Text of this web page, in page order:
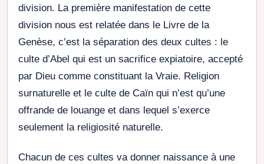
division. La première manifestation de cette
division nous est relatée dans le Livre de la
Genèse, c’est la séparation des deux cultes : le
culte d’Abel qui est un sacrifice expiatoire, accepté
par Dieu comme constituant la Vraie. Religion
surnaturelle et le culte de Caïn qui n’est qu’une
offrande de louange et dans lequel s’exerce
seulement la religiosité naturelle.
Chacun de ces cultes va donner naissance à une